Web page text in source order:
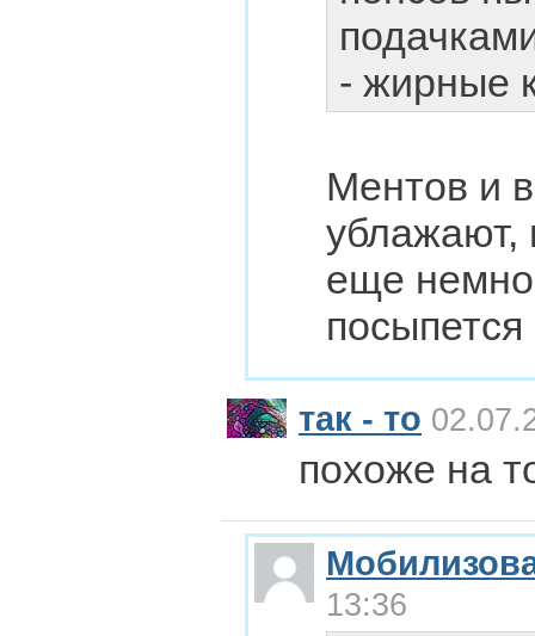
- жирные
Ментов и
ублажают,
еще
посыпется
так - то
похоже на
13:36